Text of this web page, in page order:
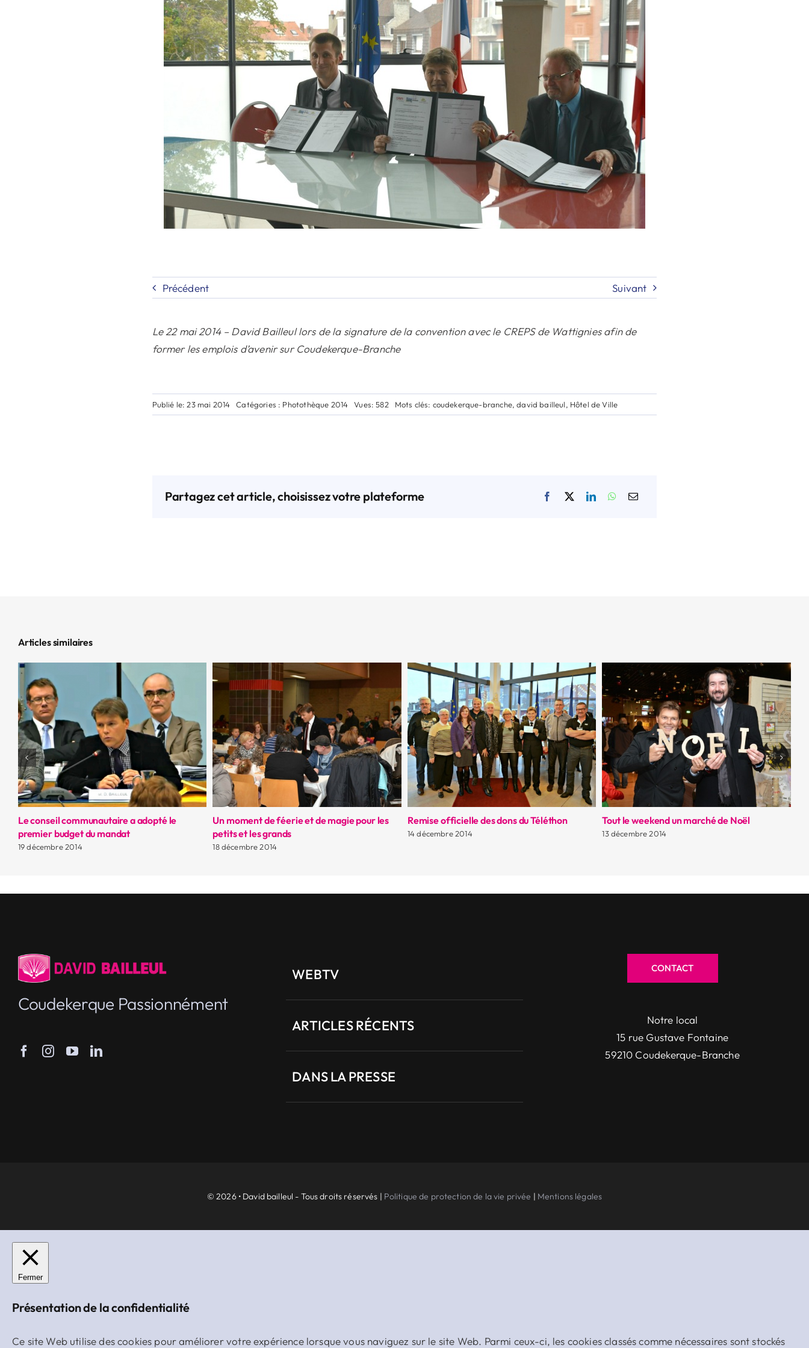
Précédent Suivant
Le 22 mai 2014 – David Bailleul lors de la signature de la convention avec le CREPS de Wattignies afin de
former les emplois d’avenir sur Coudekerque-Branche
Publié le: 23 mai 2014 Catégories : Photothèque 2014 Vues: 582 Mots clés: coudekerque-branche,david bailleul, Hôtel de Ville
Partagez cet article, choisissez votre plateforme
Articles similaires
Le conseil communautaire a adopté le
premier budget du mandat
19 décembre 2014
Un moment de féerie et de magie pour les
petits et les grands
18 décembre 2014
Remise officielle des dons du Téléthon
14 décembre 2014
Tout le weekend un marché de Noël
13 décembre 2014
Coudekerque Passionnément
WEBTV
ARTICLES RÉCENTS
DANS LA PRESSE
CONTACT
Notre local
15 rue Gustave Fontaine
59210 Coudekerque-Branche
© 2026 • David bailleul - Tous droits réservés | Politique de protection de la vie privée | Mentions légales
Fermer
Présentation de la confidentialité
Ce site Web utilise des cookies pour améliorer votre expérience lorsque vous naviguez sur le site Web. Parmi ceux-ci, les cookies classés comme nécessaires sont stockés